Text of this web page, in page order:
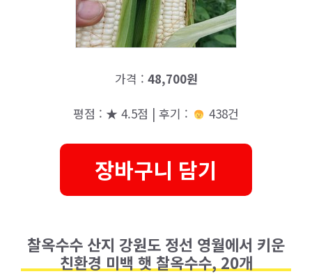
가격 : 48,700원
평점 : ★ 4.5점 | 후기 : 438건
장바구니 담기
찰옥수수 산지 강원도 정선 영월에서 키운
친환경 미백 햇 찰옥수수, 20개